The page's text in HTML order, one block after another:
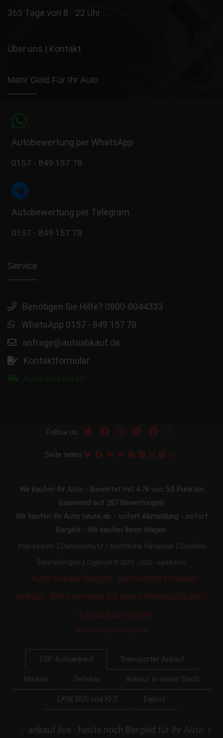
365 Tage von 8 - 22 Uhr
Über uns | Kontakt
Mehr Geld Für Ihr Auto
Autobewertung per WhatsApp
0157 - 849 157 78
Autobewertung per Telegram
0157 - 849 157 78
Service
Benötigen Sie Hilfe? 0800-0044333
WhatsApp 0157 - 849 157 78
anfrage@autoabkauf.de
Kontaktformular
Follow us:
Seite teilen:
Wir kaufen Ihr Auto - Bewertet mit 4.76 von 5.0 Punkten
basierend auf 287 Bewertungen
Wir kaufen Ihr Auto heute ab - sofort Abmeldung - sofort
Bargeld - Wir kaufen Ihren Wagen.
Impressum | Datenschutz / rechtliche Hinweise | Cookies
Einstellungen | Copyright © 2005 - 2026 - egeMotors
Auto Ankauf Belgien
Auto Motorschaden
Ankauf Wie vermeide ich einen Motorschaden?
Autoankauf online
Auto heute verkaufen
TOP Autoankauf Transporter Ankauf
Marken Defekte Ankauf in deiner Stadt
LKW, BUS und KFZ Export
ankauf.live - heute noch Bargeld für Ihr Auto |